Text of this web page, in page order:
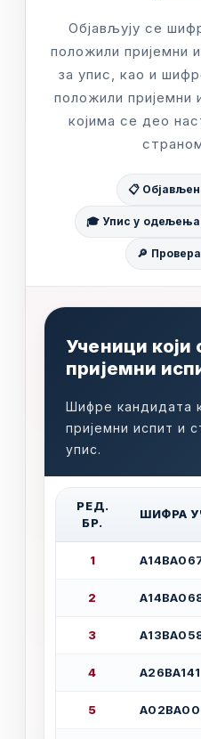
Објављују се шиф
положили пријемни и
за упис, као и шифр
положили пријемни
којима се део нас
страно
📋
🎓 Упис у одељења
🔎
Ученици који
пријемни исп
Шифре кандидата
пријемни испит и с
упис.
РЕД.
БР.
ШИФРА У
1 А14ВА06
2 А14ВА06
3 А13ВА05
4 А26ВА141
5 А02ВА00